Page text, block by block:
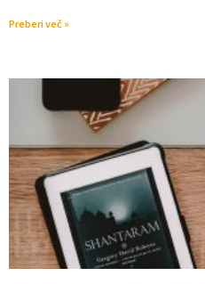
Preberi več »